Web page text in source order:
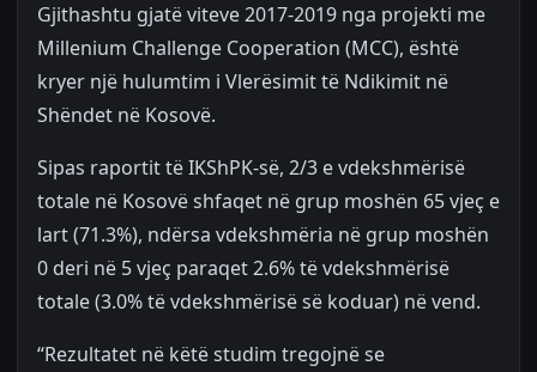
Gjithashtu gjatë viteve 2017-2019 nga projekti me
Millenium Challenge Cooperation (MCC), është
kryer një hulumtim i Vlerësimit të Ndikimit në
Shëndet në Kosovë.
Sipas raportit të IKShPK-së, 2/3 e vdekshmërisë
totale në Kosovë shfaqet në grup moshën 65 vjeç e
lart (71.3%), ndërsa vdekshmëria në grup moshën
0 deri në 5 vjeç paraqet 2.6% të vdekshmërisë
totale (3.0% të vdekshmërisë së koduar) në vend.
“Rezultatet në këtë studim tregojnë se